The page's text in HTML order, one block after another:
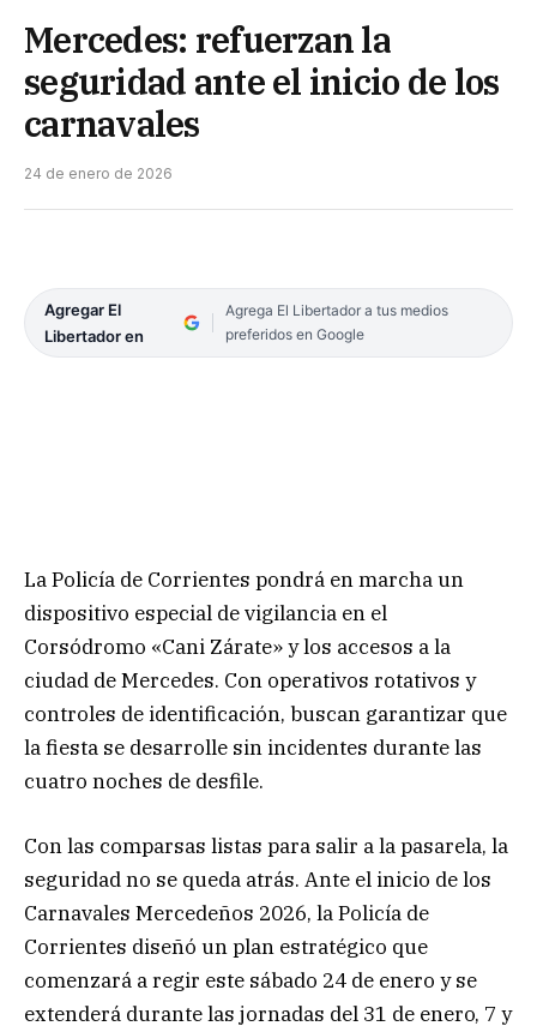
Mercedes: refuerzan la
seguridad ante el inicio de los
carnavales
24 de enero de 2026
Agregar El
Libertador en
Agrega El Libertador a tus medios
preferidos en Google
La Policía de Corrientes pondrá en marcha un
dispositivo especial de vigilancia en el
Corsódromo «Cani Zárate» y los accesos a la
ciudad de Mercedes. Con operativos rotativos y
controles de identificación, buscan garantizar que
la fiesta se desarrolle sin incidentes durante las
cuatro noches de desfile.
Con las comparsas listas para salir a la pasarela, la
seguridad no se queda atrás. Ante el inicio de los
Carnavales Mercedeños 2026, la Policía de
Corrientes diseñó un plan estratégico que
comenzará a regir este sábado 24 de enero y se
extenderá durante las jornadas del 31 de enero, 7 y